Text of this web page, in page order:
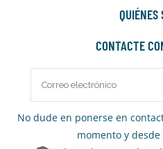
QUIÉNES
CONTACTE
No dude en ponerse en
momento y